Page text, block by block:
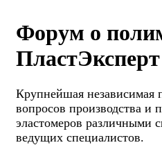
Форум о
ПластЭксперт
Крупнейшая независимая
вопросов производства и
эластомеров различными
ведущих специалистов.